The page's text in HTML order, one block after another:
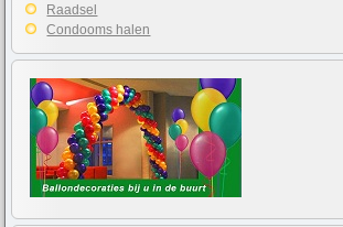
Raadsel
Condooms halen